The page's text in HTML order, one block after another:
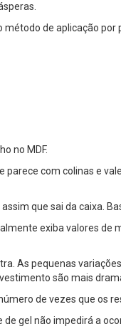
de aplicação por
no MDF.
com colinas e
que sai da caixa.
exiba valores de
As pequenas
são mais
de vezes que os
gel não impedirá a